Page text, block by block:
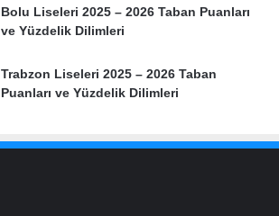
Bolu Liseleri 2025 – 2026 Taban Puanları
ve Yüzdelik Dilimleri
Trabzon Liseleri 2025 – 2026 Taban
Puanları ve Yüzdelik Dilimleri